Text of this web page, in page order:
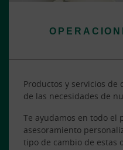
Productos y servicios de
de las necesidades de
Te ayudamos en todo el
asesoramiento
tipo de cambio de estas